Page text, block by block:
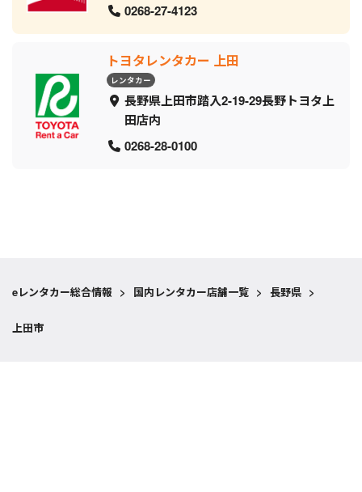
0268-27-4123
トヨタレンタカー 上田
レンタカー
長野県上田市踏入2-19-29長野トヨタ上
田店内
0268-28-0100
eレンタカー総合情報 > 国内レンタカー店舗一覧 > 長野県 >
上田市